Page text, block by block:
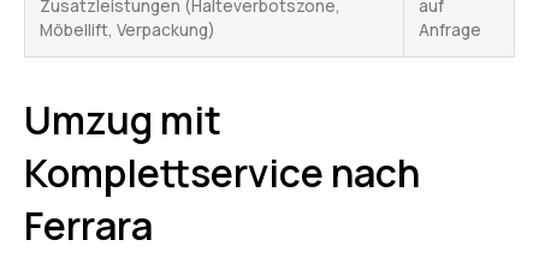
Zusatzleistungen (Halteverbotszone,
Möbellift, Verpackung)
auf
Anfrage
Umzug mit
Komplettservice nach
Ferrara